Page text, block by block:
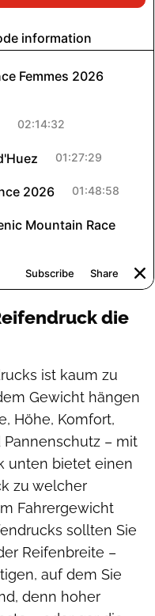
die
ist kaum zu
Gewicht hängen
Höhe, Komfort,
– mit
unten bietet einen
zu welcher
Fahrergewicht
sollten Sie
Reifenbreite –
auf dem Sie
denn hoher